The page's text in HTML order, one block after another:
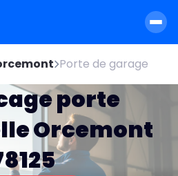
Porte de garage
porte
Orcemont